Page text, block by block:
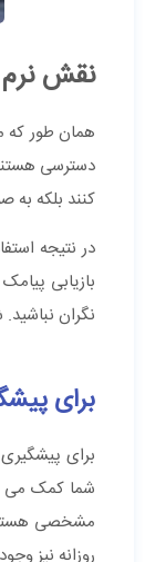
نقش نرم
همان طور که
دسترسی
کنند بلکه به
در نتیجه
بازیابی
نگران
برای
شما کمک می
مشخصی
روزانه نیز